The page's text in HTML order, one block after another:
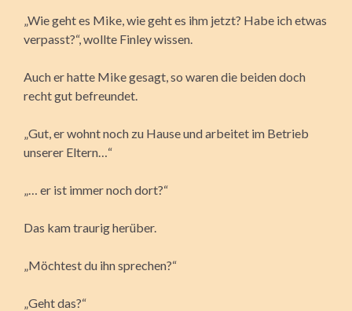
„Wie geht es Mike, wie geht es ihm jetzt? Habe ich etwas
verpasst?“, wollte Finley wissen.
Auch er hatte Mike gesagt, so waren die beiden doch
recht gut befreundet.
„Gut, er wohnt noch zu Hause und arbeitet im Betrieb
unserer Eltern…“
„… er ist immer noch dort?“
Das kam traurig herüber.
„Möchtest du ihn sprechen?“
„Geht das?“